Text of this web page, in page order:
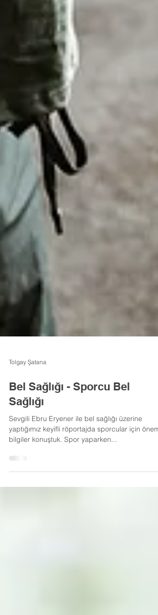
Tolgay Şatana
Bel Sağlığı - Sporcu Bel
Sağlığı
Sevgili Ebru Eryener ile bel sağlığı üzerine
bilgiler konuştuk. Spor yaparken...